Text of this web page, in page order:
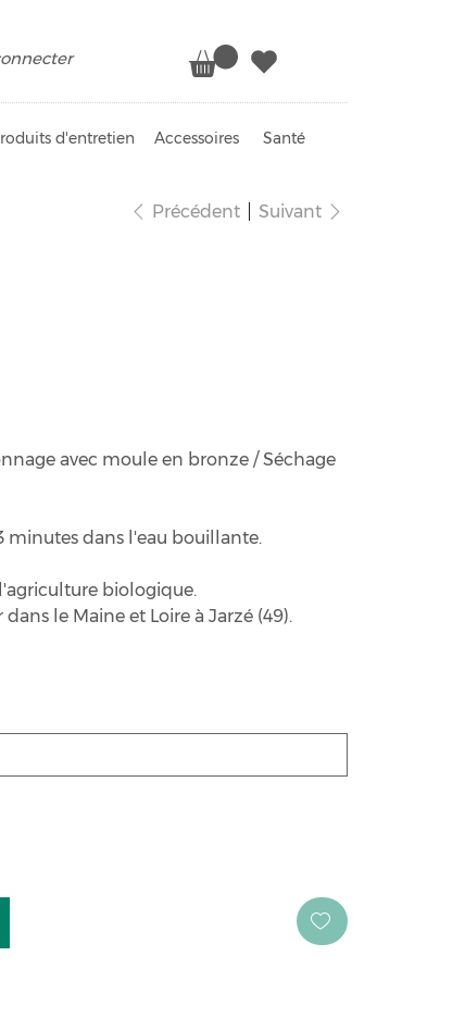
d'entretien Accessoires Santé
Précédent Suivant
avec moule en bronze / Séchage
minutes dans l'eau bouillante.
biologique.
le Maine et Loire à Jarzé (49).